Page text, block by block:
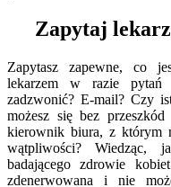
Zapytaj
Zapytasz zapewne, co
lekarzem w razie
zadzwonić? E-mail? Czy
możesz się bez
kierownik biura, z którym
wątpliwości? Wiedząc,
badającego zdrowie
zdenerwowana i nie